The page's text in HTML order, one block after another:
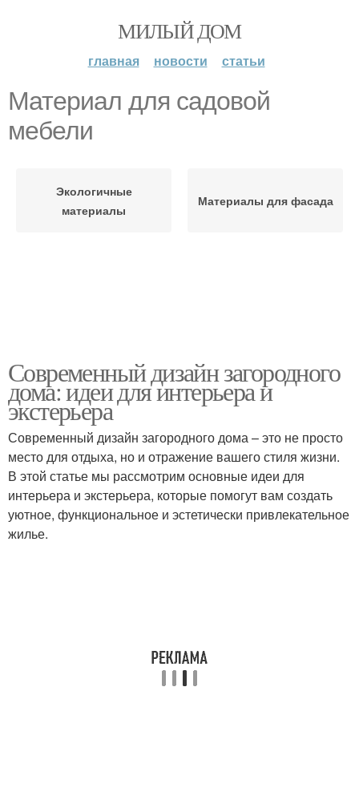
МИЛЫЙ ДОМ
главная новости статьи
Материал для садовой
мебели
Экологичные
материалы
Материалы для фасада
Современный дизайн загородного
дома: идеи для интерьера и
экстерьера
Современный дизайн загородного дома – это не просто
место для отдыха, но и отражение вашего стиля жизни.
В этой статье мы рассмотрим основные идеи для
интерьера и экстерьера, которые помогут вам создать
уютное, функциональное и эстетически привлекательное
жилье.